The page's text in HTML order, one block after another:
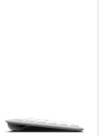
48,85 €
lieferbar - in 7-9 Werktagen bei dir